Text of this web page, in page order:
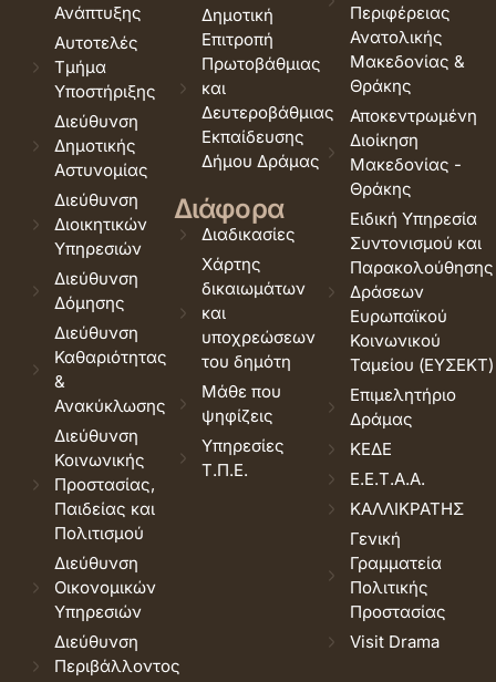
Ανάπτυξης
Αυτοτελές
Τμήμα
Υποστήριξης
Διεύθυνση
Δημοτικής
Αστυνομίας
Διεύθυνση
Διοικητικών
Υπηρεσιών
Διεύθυνση
Δόμησης
Διεύθυνση
Καθαριότητας
&
Ανακύκλωσης
Διεύθυνση
Κοινωνικής
Προστασίας,
Παιδείας και
Πολιτισμού
Διεύθυνση
Οικονομικών
Υπηρεσιών
Διεύθυνση
Περιβάλλοντος
Δημοτική
Επιτροπή
Πρωτοβάθμιας
και
Δευτεροβάθμιας
Εκπαίδευσης
Δήμου Δράμας
Διάφορα
Διαδικασίες
Χάρτης
δικαιωμάτων
και
υποχρεώσεων
του δημότη
Μάθε που
ψηφίζεις
Υπηρεσίες
Τ.Π.Ε.
Περιφέρειας
Ανατολικής
Μακεδονίας &
Θράκης
Αποκεντρωμένη
Διοίκηση
Μακεδονίας -
Θράκης
Ειδική Υπηρεσία
Συντονισμού και
Παρακολούθησης
Δράσεων
Ευρωπαϊκού
Κοινωνικού
Ταμείου (ΕΥΣΕΚΤ)
Επιμελητήριο
Δράμας
ΚΕΔΕ
Ε.Ε.Τ.Α.Α.
ΚΑΛΛΙΚΡΑΤΗΣ
Γενική
Γραμματεία
Πολιτικής
Προστασίας
Visit Drama